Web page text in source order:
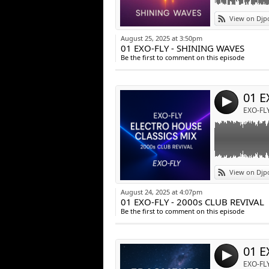
View on
August 25, 2025 at 3:50pm
01 EXO-FLY - SHINING WAVES
Be the first to comment on this episode
4 01
EXO-
View on
Link:
Widget:
Share:
EXO-FLY -
« Ce voyage
un coucher de
Peu à peu, la
2000, là où les
la nuit… jusqu’à
Et quand la
enivrantes,
Un voyage
histoire : celle
August 24, 2025 at 4:07pm
01 EXO-FLY - 2000s CLUB REVIVAL
Be the first to comment on this episode
4 EXO-
Link:
Widget:
Share:
EXO-FLY -
Fragments of
Chaque
Ce voyage n’a
Seulement des